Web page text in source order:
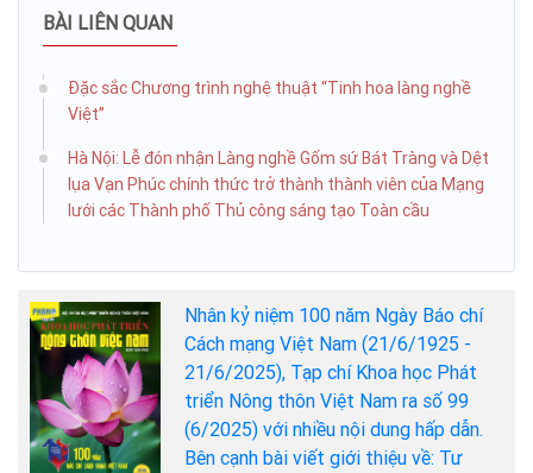
BÀI LIÊN QUAN
Đặc sắc Chương trình nghệ thuật “Tinh hoa làng nghề
Việt”
Hà Nội: Lễ đón nhận Làng nghề Gốm sứ Bát Tràng và Dệt
lụa Vạn Phúc chính thức trở thành thành viên của Mạng
lưới các Thành phố Thủ công sáng tạo Toàn cầu
Nhân kỷ niệm 100 năm Ngày Báo chí
Cách mạng Việt Nam (21/6/1925 -
21/6/2025), Tạp chí Khoa học Phát
triển Nông thôn Việt Nam ra số 99
(6/2025) với nhiều nội dung hấp dẫn.
Bên cạnh bài viết giới thiệu về: Tư